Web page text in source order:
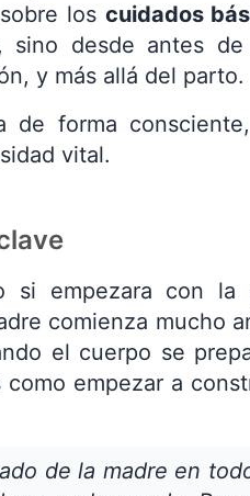
los cuidados
desde antes de
y más allá del parto.
de forma
vital.
si empezara con la
comienza mucho
el cuerpo se
empezar a
de la madre en